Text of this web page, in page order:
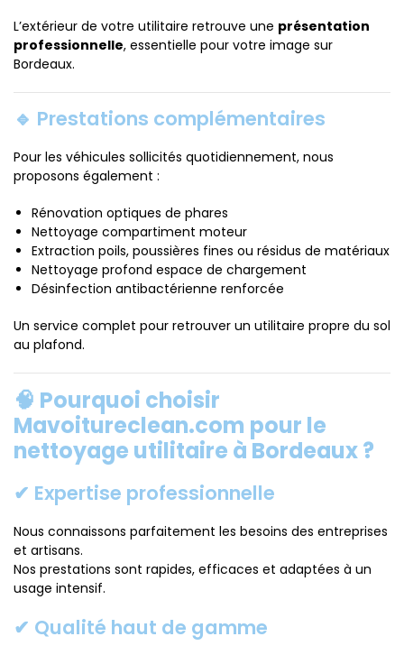
L’extérieur de votre utilitaire retrouve une présentation
professionnelle, essentielle pour votre image sur
Bordeaux.
🔹 Prestations complémentaires
Pour les véhicules sollicités quotidiennement, nous
proposons également :
Rénovation optiques de phares
Nettoyage compartiment moteur
Extraction poils, poussières fines ou résidus de matériaux
Nettoyage profond espace de chargement
Désinfection antibactérienne renforcée
Un service complet pour retrouver un utilitaire propre du sol
au plafond.
🧠 Pourquoi choisir
Mavoitureclean.com pour le
nettoyage utilitaire à Bordeaux ?
✔ Expertise professionnelle
Nous connaissons parfaitement les besoins des entreprises
et artisans.
Nos prestations sont rapides, efficaces et adaptées à un
usage intensif.
✔ Qualité haut de gamme